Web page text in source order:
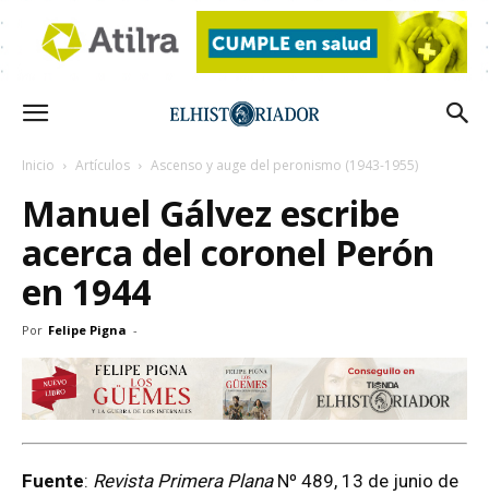
Inicio Artículos Ascenso y auge del peronismo (1943-1955)
Manuel Gálvez escribe
acerca del coronel Perón
en 1944
Por Felipe Pigna -
Fuente: Revista Primera PlanaNº 489, 13 de junio de